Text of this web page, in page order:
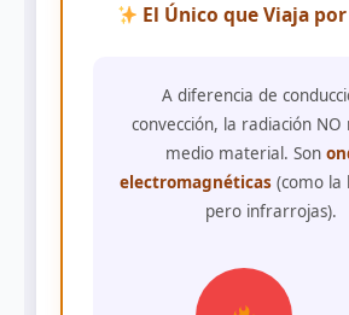
El Único que Viaja
A diferencia de
convección, la radiación NO
medio material. Son
electromagnéticas(como la
pero infrarrojas).